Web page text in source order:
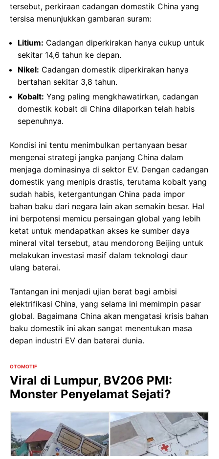
tersebut, perkiraan cadangan domestik China yang
tersisa menunjukkan gambaran suram:
Litium: Cadangan diperkirakan hanya cukup untuk
sekitar 14,6 tahun ke depan.
Nikel: Cadangan domestik diperkirakan hanya
bertahan sekitar 3,8 tahun.
Kobalt: Yang paling mengkhawatirkan, cadangan
domestik kobalt di China dilaporkan telah habis
sepenuhnya.
Kondisi ini tentu menimbulkan pertanyaan besar
mengenai strategi jangka panjang China dalam
menjaga dominasinya di sektor EV. Dengan cadangan
domestik yang menipis drastis, terutama kobalt yang
sudah habis, ketergantungan China pada impor
bahan baku dari negara lain akan semakin besar. Hal
ini berpotensi memicu persaingan global yang lebih
ketat untuk mendapatkan akses ke sumber daya
mineral vital tersebut, atau mendorong Beijing untuk
melakukan investasi masif dalam teknologi daur
ulang baterai.
Tantangan ini menjadi ujian berat bagi ambisi
elektrifikasi China, yang selama ini memimpin pasar
global. Bagaimana China akan mengatasi krisis bahan
baku domestik ini akan sangat menentukan masa
depan industri EV dan baterai dunia.
OTOMOTIF
Viral di Lumpur, BV206 PMI:
Monster Penyelamat Sejati?